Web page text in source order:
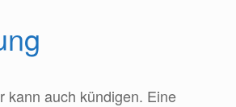
kann auch kündigen. Eine